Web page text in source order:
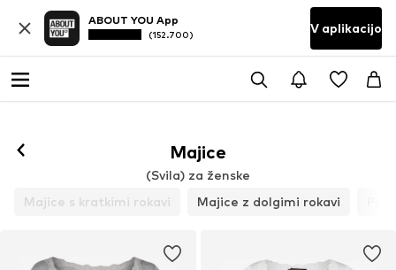
ABOUT YOU App
(152.700) V aplikacijo
Majice
(Svila) za ženske
Majice s kratkimi rokavi
Majice z dolgimi rokavi